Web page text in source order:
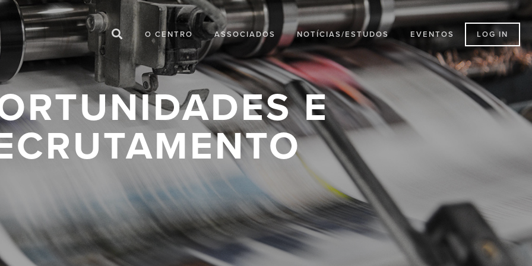
O CENTRO ASSOCIADOS NOTÍCIAS/ESTUDOS EVENTOS LOG IN
E